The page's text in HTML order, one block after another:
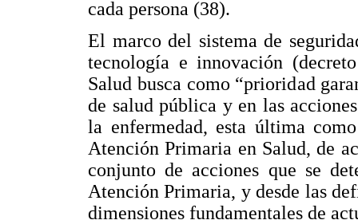
cada persona (38).
El marco del sistema de
tecnología e innovación
Salud busca como “prioridad
de salud pública y en las
la enfermedad, esta última
Atención Primaria en Salud, de
conjunto de acciones que se
Atención Primaria, y desde las
dimensiones fundamentales de